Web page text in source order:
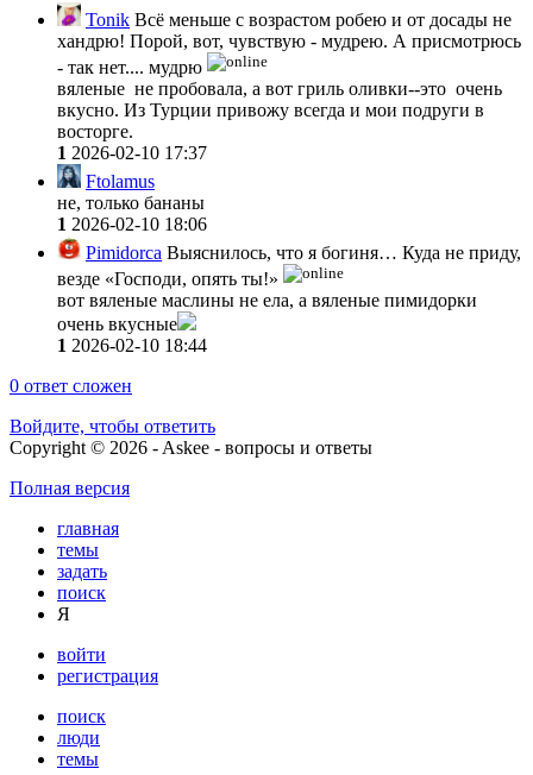
Tonik Всё меньше с возрастом робею и от досады не
хандрю! Порой, вот, чувствую - мудрею. А присмотрюсь
- так нет.... мудрю
вяленые не пробовала, а вот гриль оливки--это очень
вкусно. Из Турции привожу всегда и мои подруги в
восторге.
1 2026-02-10 17:37
Ftolamus
не, только бананы
1 2026-02-10 18:06
Pimidorca Выяснилось, что я богиня… Куда не приду,
везде «Господи, опять ты!»
вот вяленые маслины не ела, а вяленые пимидорки
очень вкусные
1 2026-02-10 18:44
0 ответ сложен
Войдите, чтобы ответить
Copyright © 2026 - Askee - вопросы и ответы
Полная версия
главная
темы
задать
поиск
Я
войти
регистрация
поиск
люди
темы